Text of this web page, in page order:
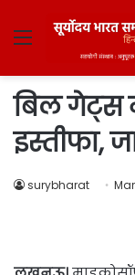
Menu
बिल गेट्स
इस्तीफा,
surybharat